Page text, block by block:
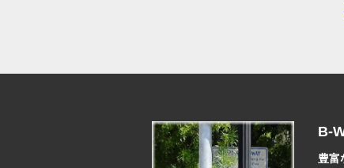
B-
豊富